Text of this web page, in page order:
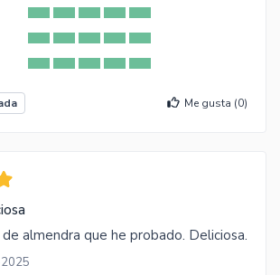
Me gusta (0)
almendra que he probado. Deliciosa.